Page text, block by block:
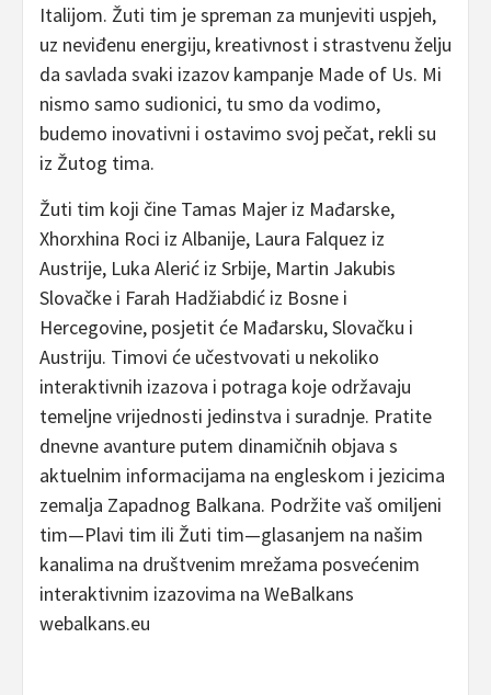
Italijom. Žuti tim je spreman za munjeviti uspjeh,
uz neviđenu energiju, kreativnost i strastvenu želju
da savlada svaki izazov kampanje Made of Us. Mi
nismo samo sudionici, tu smo da vodimo,
budemo inovativni i ostavimo svoj pečat, rekli su
iz Žutog tima.
Žuti tim koji čine Tamas Majer iz Mađarske,
Xhorxhina Roci iz Albanije, Laura Falquez iz
Austrije, Luka Alerić iz Srbije, Martin Jakubis
Slovačke i Farah Hadžiabdić iz Bosne i
Hercegovine, posjetit će Mađarsku, Slovačku i
Austriju. Timovi će učestvovati u nekoliko
interaktivnih izazova i potraga koje održavaju
temeljne vrijednosti jedinstva i suradnje. Pratite
dnevne avanture putem dinamičnih objava s
aktuelnim informacijama na engleskom i jezicima
zemalja Zapadnog Balkana. Podržite vaš omiljeni
tim—Plavi tim ili Žuti tim—glasanjem na našim
kanalima na društvenim mrežama posvećenim
interaktivnim izazovima na WeBalkans
webalkans.eu